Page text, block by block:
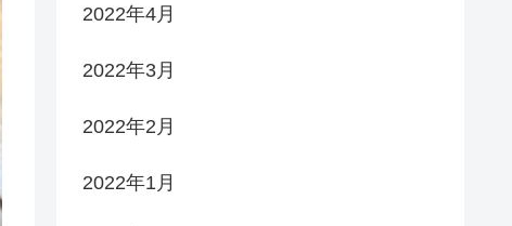
2022年4月
2022年3月
2022年2月
2022年1月